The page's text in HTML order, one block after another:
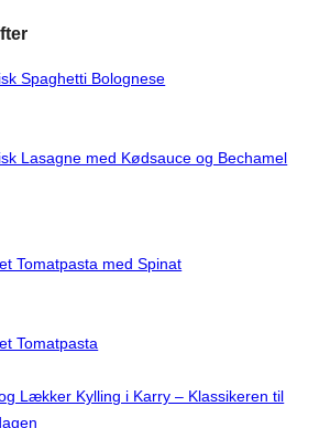
Spaghetti Bolognese
Lasagne med Kødsauce og Bechamel
Tomatpasta med Spinat
Tomatpasta
Lækker Kylling i Karry – Klassikeren til